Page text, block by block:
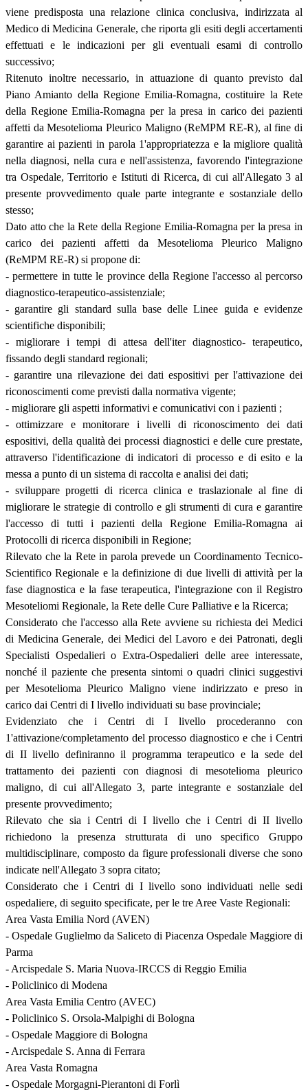
viene predisposta una relazione clinica conclusiva, indirizzata al
Medico di Medicina Generale, che riporta gli esiti degli accertamenti
effettuati e le indicazioni per gli eventuali esami di controllo
successivo;
Ritenuto inoltre necessario, in attuazione di quanto previsto dal
Piano Amianto della Regione Emilia-Romagna, costituire la Rete
della Regione Emilia-Romagna per la presa in carico dei pazienti
affetti da Mesotelioma Pleurico Maligno (ReMPM RE-R), al fine di
garantire ai pazienti in parola 1'appropriatezza e la migliore qualità
nella diagnosi, nella cura e nell'assistenza, favorendo l'integrazione
tra Ospedale, Territorio e Istituti di Ricerca, di cui all'Allegato 3 al
presente provvedimento quale parte integrante e sostanziale dello
stesso;
Dato atto che la Rete della Regione Emilia-Romagna per la presa in
carico dei pazienti affetti da Mesotelioma Pleurico Maligno
(ReMPM RE-R) si propone di:
- permettere in tutte le province della Regione l'accesso al percorso
diagnostico-terapeutico-assistenziale;
- garantire gli standard sulla base delle Linee guida e evidenze
scientifiche disponibili;
- migliorare i tempi di attesa dell'iter diagnostico- terapeutico,
fissando degli standard regionali;
- garantire una rilevazione dei dati espositivi per l'attivazione dei
riconoscimenti come previsti dalla normativa vigente;
- migliorare gli aspetti informativi e comunicativi con i pazienti ;
- ottimizzare e monitorare i livelli di riconoscimento dei dati
espositivi, della qualità dei processi diagnostici e delle cure prestate,
attraverso l'identificazione di indicatori di processo e di esito e la
messa a punto di un sistema di raccolta e analisi dei dati;
- sviluppare progetti di ricerca clinica e traslazionale al fine di
migliorare le strategie di controllo e gli strumenti di cura e garantire
l'accesso di tutti i pazienti della Regione Emilia-Romagna ai
Protocolli di ricerca disponibili in Regione;
Rilevato che la Rete in parola prevede un Coordinamento Tecnico-
Scientifico Regionale e la definizione di due livelli di attività per la
fase diagnostica e la fase terapeutica, l'integrazione con il Registro
Mesoteliomi Regionale, la Rete delle Cure Palliative e la Ricerca;
Considerato che l'accesso alla Rete avviene su richiesta dei Medici
di Medicina Generale, dei Medici del Lavoro e dei Patronati, degli
Specialisti Ospedalieri o Extra-Ospedalieri delle aree interessate,
nonché il paziente che presenta sintomi o quadri clinici suggestivi
per Mesotelioma Pleurico Maligno viene indirizzato e preso in
carico dai Centri di I livello individuati su base provinciale;
Evidenziato che i Centri di I livello procederanno con
1'attivazione/completamento del processo diagnostico e che i Centri
di II livello definiranno il programma terapeutico e la sede del
trattamento dei pazienti con diagnosi di mesotelioma pleurico
maligno, di cui all'Allegato 3, parte integrante e sostanziale del
presente provvedimento;
Rilevato che sia i Centri di I livello che i Centri di II livello
richiedono la presenza strutturata di uno specifico Gruppo
multidisciplinare, composto da figure professionali diverse che sono
indicate nell'Allegato 3 sopra citato;
Considerato che i Centri di I livello sono individuati nelle sedi
ospedaliere, di seguito specificate, per le tre Aree Vaste Regionali:
Area Vasta Emilia Nord (AVEN)
- Ospedale Guglielmo da Saliceto di Piacenza Ospedale Maggiore di
Parma
- Arcispedale S. Maria Nuova-IRCCS di Reggio Emilia
- Policlinico di Modena
Area Vasta Emilia Centro (AVEC)
- Policlinico S. Orsola-Malpighi di Bologna
- Ospedale Maggiore di Bologna
- Arcispedale S. Anna di Ferrara
Area Vasta Romagna
- Ospedale Morgagni-Pierantoni di Forlì